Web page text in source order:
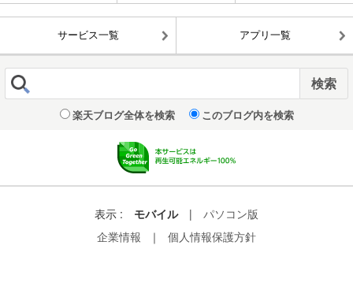
サービス一覧 アプリ一覧
楽天ブログ全体を検索 このブログ内を検索
表示 : モバイル |
パソコン版
企業情報
｜ 個人情報保護方針